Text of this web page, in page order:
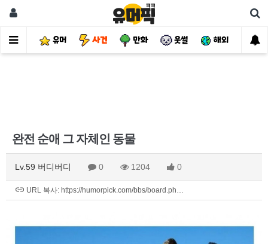
유머 사건 만화 웃썰 해외 핫
완전 순애 그 자체인 동물
Lv.59 버디버디 0 1204 0
URL 복사: https://humorpick.com/bbs/board.ph…